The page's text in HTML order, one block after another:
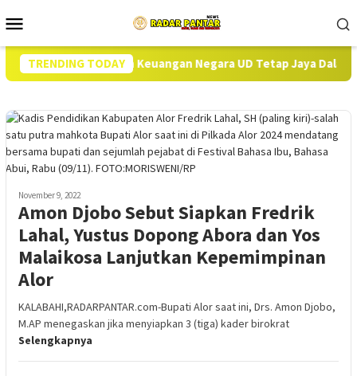
ke
Mobile
TRENDING TODAY
Kerugian Keuangan Negara UD Tetap Jaya Dalam
November 9, 2022
Amon Djobo Sebut Siapkan Fredrik
Lahal, Yustus Dopong Abora dan Yos
Malaikosa Lanjutkan Kepemimpinan
Alor
KALABAHI,RADARPANTAR.com-Bupati Alor saat ini, Drs. Amon Djobo,
M.AP menegaskan jika menyiapkan 3 (tiga) kader birokrat
Selengkapnya